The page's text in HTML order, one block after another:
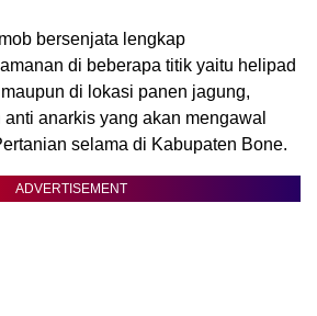
bersenjata lengkap
di beberapa titik yaitu helipad
di lokasi panen jagung,
anarkis yang akan mengawal
selama di Kabupaten Bone.
ADVERTISEMENT